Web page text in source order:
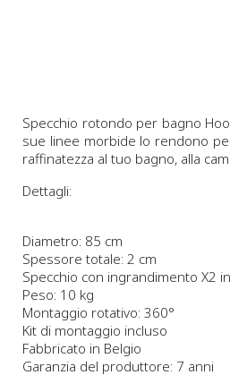
Specchio rotondo per bagno
sue linee morbide lo rendono
raffinatezza al tuo bagno, alla
Dettagli:
Diametro: 85 cm
Spessore totale: 2 cm
Specchio con ingrandimento X2
Peso: 10 kg
Montaggio rotativo: 360°
Kit di montaggio incluso
Fabbricato in Belgio
Garanzia del produttore: 7 anni